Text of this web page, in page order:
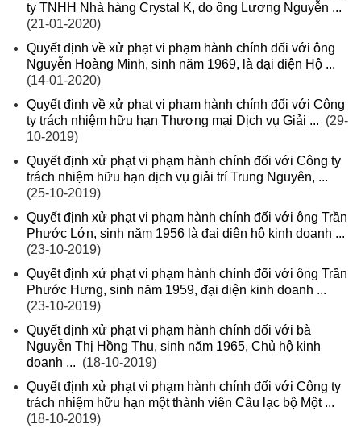
ty TNHH Nhà hàng Crystal K, do ông Lương Nguyễn ...
(21-01-2020)
Quyết định về xử phạt vi phạm hành chính đối với ông
Nguyễn Hoàng Minh, sinh năm 1969, là đại diện Hộ ...
(14-01-2020)
Quyết định về xử phạt vi phạm hành chính đối với Công
ty trách nhiệm hữu hạn Thương mại Dịch vụ Giải ... (29-
10-2019)
Quyết định xử phạt vi phạm hành chính đối với Công ty
trách nhiệm hữu hạn dịch vụ giải trí Trung Nguyên, ...
(25-10-2019)
Quyết định xử phạt vi phạm hành chính đối với ông Trần
Phước Lớn, sinh năm 1956 là đại diện hộ kinh doanh ...
(23-10-2019)
Quyết định xử phạt vi phạm hành chính đối với ông Trần
Phước Hưng, sinh năm 1959, đại diện kinh doanh ...
(23-10-2019)
Quyết định xử phạt vi phạm hành chính đối với bà
Nguyễn Thị Hồng Thu, sinh năm 1965, Chủ hộ kinh
doanh ... (18-10-2019)
Quyết định xử phạt vi phạm hành chính đối với Công ty
trách nhiệm hữu hạn một thành viên Câu lạc bộ Một ...
(18-10-2019)